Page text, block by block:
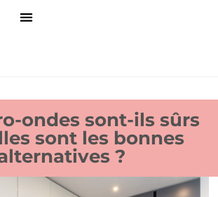
ondes sont-ils sûrs
sont les bonnes
?